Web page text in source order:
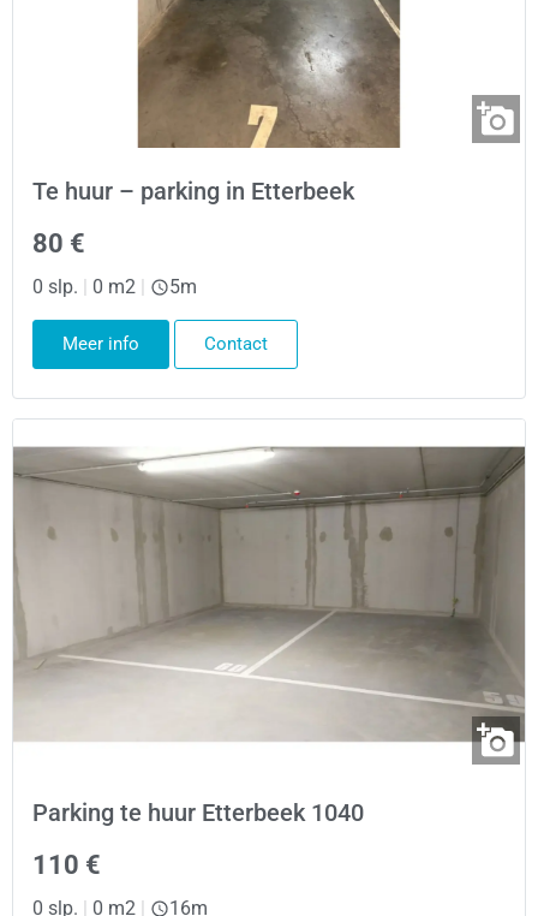
Te huur – parking in Etterbeek
80 €
0 slp. 0 m2 5m
Meer info Contact
Parking te huur Etterbeek 1040
110 €
0 slp. | 0 m2 | 16m